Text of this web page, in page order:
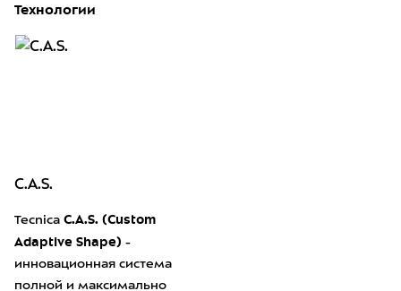
Технологии
C.A.S.
Tecnica C.A.S. (Custom
Adaptive Shape) -
инновационная система
полной и максимально